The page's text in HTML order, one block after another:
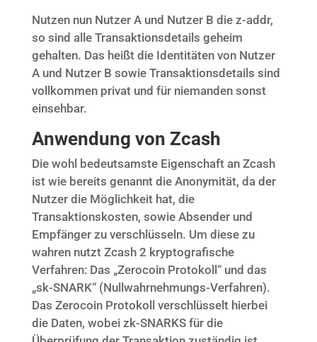
Nutzen nun Nutzer A und Nutzer B die z-addr,
so sind alle Transaktionsdetails geheim
gehalten. Das heißt die Identitäten von Nutzer
A und Nutzer B sowie Transaktionsdetails sind
vollkommen privat und für niemanden sonst
einsehbar.
Anwendung von Zcash
Die wohl bedeutsamste Eigenschaft an Zcash
ist wie bereits genannt die Anonymität, da der
Nutzer die Möglichkeit hat, die
Transaktionskosten, sowie Absender und
Empfänger zu verschlüsseln. Um diese zu
wahren nutzt Zcash 2 kryptografische
Verfahren: Das „Zerocoin Protokoll“ und das
„sk-SNARK“ (Nullwahrnehmungs-Verfahren).
Das Zerocoin Protokoll verschlüsselt hierbei
die Daten, wobei zk-SNARKS für die